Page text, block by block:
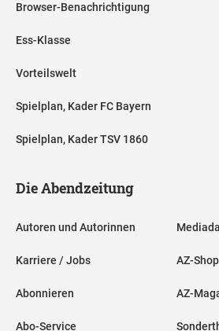
Browser-Benachrichtigung
Ess-Klasse
Vorteilswelt
Spielplan, Kader FC Bayern
Spielplan, Kader TSV 1860
Die Abendzeitung
Autoren und Autorinnen
Karriere / Jobs
Abonnieren
Abo-Service
AZ-Shop
AZ-